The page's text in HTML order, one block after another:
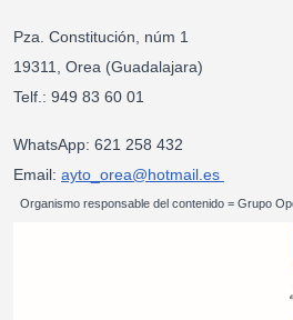
Pza. Constitución, núm 1
19311, Orea (Guadalajara)
Telf.: 949 83
WhatsApp: 621 258 432
Email: ayto_orea@hotmail.es
Organismo responsable del contenido = Grupo